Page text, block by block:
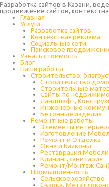
Разработка сайтов в Казани,
продвижение сайтов,
Главная
Услуги
Разработка сайтов
Контекстная реклама
Социальные сети
Поисковое
Узнать стоимость
Блог
Наши работы
Строительство,
Строительство
Строительные
Сайты по
Ландшафт,
Инженерные
Бетонные изделия
Ремонтные работы
Элементы
Изготовление
Ремонт и Отделка
Окна и Балконы
Реставрация
Клининг, санитария
Ремонт/Монтаж
Промышленность
Cельское хозяйство
Сварка,